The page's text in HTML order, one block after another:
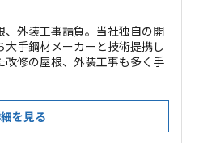
外装工事請負。当社独自の開
手鋼材メーカーと技術提携し
修の屋根、外装工事も多く手
を見る